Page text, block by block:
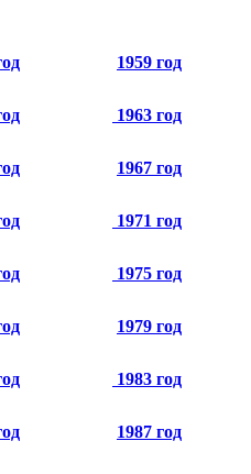
1959 год
1963 год
1967 год
1971 год
1975 год
1979 год
1983 год
1987 год